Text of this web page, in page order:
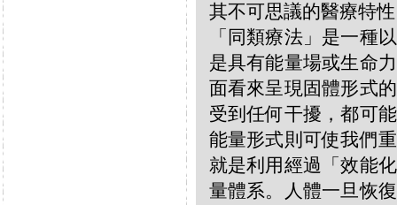
其不可思議的醫療特
「同類療法」是一種
是具有能量場或生命
面看來呈現固體形式
受到任何干擾，都可
能量形式則可使我們
就是利用經過「效能
量體系。人體一旦恢